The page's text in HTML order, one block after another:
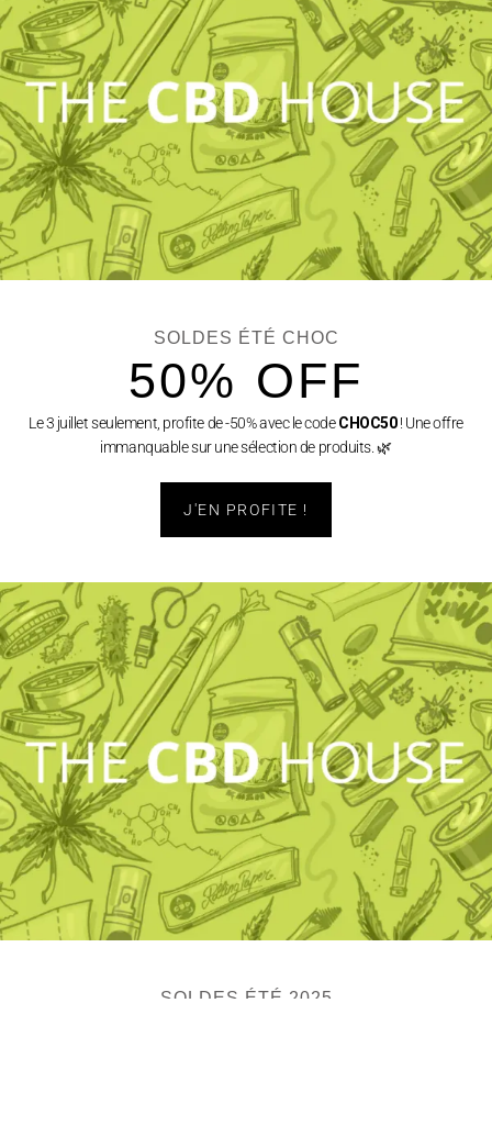
SOLDES ÉTÉ CHOC
50% OFF
Le 3 juillet seulement, profite de -50% avec le codeCHOC50! Une offre
immanquable sur une sélection de produits. 🌿
J'EN PROFITE !
SOLDES ÉTÉ 2025